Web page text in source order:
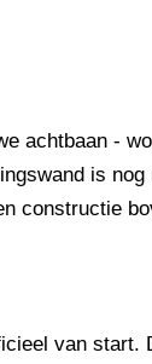
achtbaan -
is
constructie
van start.